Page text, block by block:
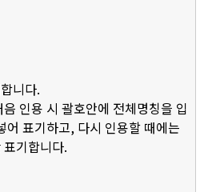
니다.
인용 시 괄호안에 전체명칭을 입
어 표기하고, 다시 인용할 때에는
기합니다.